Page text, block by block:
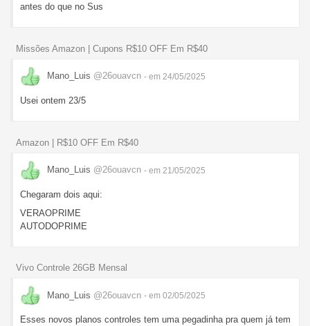
antes do que no Sus
Missões Amazon | Cupons R$10 OFF Em R$40
Mano_Luis @26ouavcn - em 24/05/2025
Usei ontem 23/5
Amazon | R$10 OFF Em R$40
Mano_Luis @26ouavcn - em 21/05/2025
Chegaram dois aqui:
VERAOPRIME
AUTODOPRIME
Vivo Controle 26GB Mensal
Mano_Luis @26ouavcn - em 02/05/2025
Esses novos planos controles tem uma pegadinha pra quem já tem